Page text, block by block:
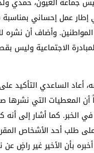
عمل إحساني
وأضاف أن نشره
الاجتماعية وليس
أعاد الساعدي التأكيد
أن المعطيات التي نشرها
الخبر. كما أشار إلى أنه
على طلب أحد الأشخاص
بأن الأخير غير راضٍ